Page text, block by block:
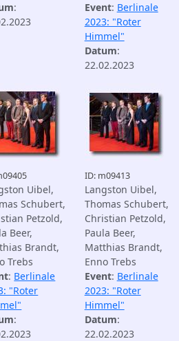
:
Event: Berlinale
2023: "Roter
Himmel"
Datum:
22.02.2023
Uibel,
Schubert,
Petzold,
Beer,
Brandt,
Trebs
: Berlinale
"Roter
:
ID: m09413
Langston Uibel,
Thomas Schubert,
Christian Petzold,
Paula Beer,
Matthias Brandt,
Enno Trebs
Event: Berlinale
2023: "Roter
Himmel"
Datum:
22.02.2023